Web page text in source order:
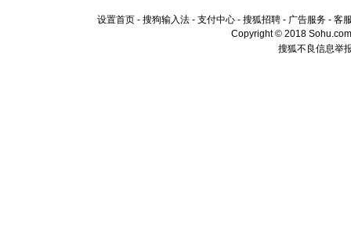
设置首页 - 搜狗输入法 - 支付中心 - 搜狐招聘 - 广告服务 - 客
Copyright © 2018
搜狐不良信息举